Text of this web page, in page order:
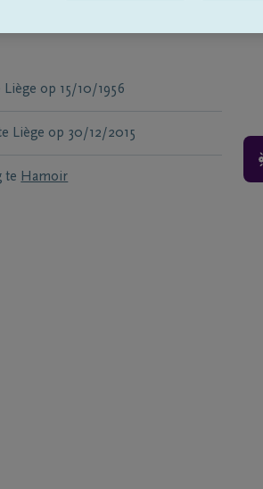
Liège op 15/10/1956
Liège op 30/12/2015
te Hamoir